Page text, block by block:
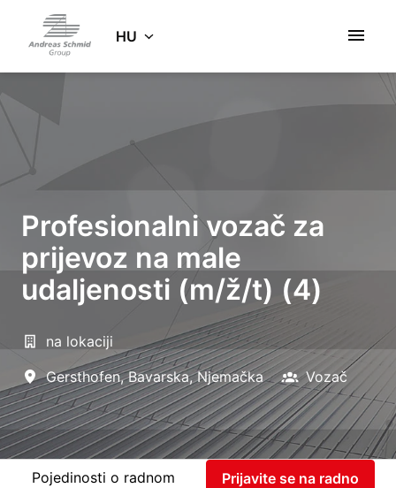
tartalomhoz
Kezdőlap HU
Profesionalni vozač za
prijevoz na male
udaljenosti (m/ž/t) (4)
na lokaciji
Gersthofen, Bavarska, Njemačka Vozač
Pojedinosti o radnom
Prijavite se na radno